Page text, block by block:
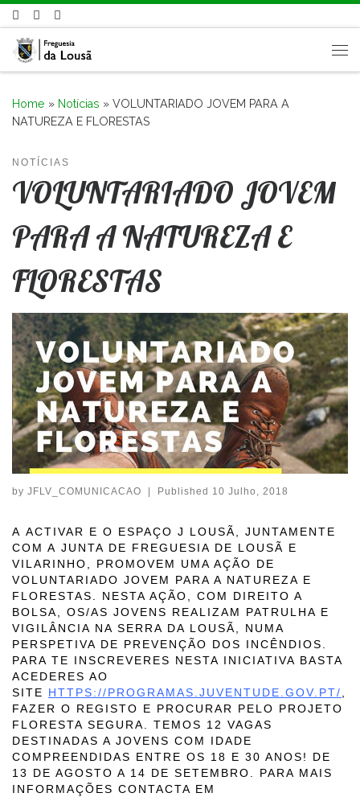
Skip to content
Home » Notícias » VOLUNTARIADO JOVEM PARA A
NATUREZA E FLORESTAS
NOTÍCIAS
VOLUNTARIADO JOVEM
PARA A NATUREZA E
FLORESTAS
by JFLV_COMUNICACAO | Published 10 Julho, 2018
A ACTIVAR E O ESPAÇO J LOUSÃ
, JUNTAMENTE
COM A JUNTA DE FREGUESIA DE LOUSÃ E
VILARINHO
, PROMOVEM UMA AÇÃO DE
VOLUNTARIADO JOVEM PARA A NATUREZA E
FLORESTAS. NESTA AÇÃO, COM DIREITO A
BOLSA, OS/AS JOVENS REALIZAM PATRULHA E
VIGILÂNCIA NA SERRA DA LOUSÃ, NUMA
PERSPETIVA DE PREVENÇÃO DOS INCÊNDIOS.
PARA TE INSCREVERES NESTA INICIATIVA BASTA
ACEDERES AO
SITE HTTPS://PROGRAMAS.JUVENTUDE.GOV.PT/
FAZER O REGISTO E PROCURAR PELO PROJETO
FLORESTA SEGURA. TEMOS 12 VAGAS
DESTINADAS A JOVENS COM IDADE
COMPREENDIDAS ENTRE OS 18 E 30 ANOS! DE
13 DE AGOSTO A 14 DE SETEMBRO. PARA MAIS
INFORMAÇÕES CONTACTA EM